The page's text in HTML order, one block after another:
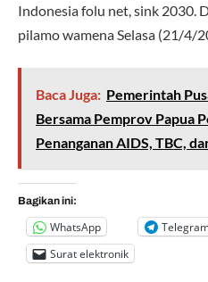
Indonesia folu net, sink 2030.
pilamo wamena Selasa (21/4/
Baca Juga: Pemerintah
Bersama Pemprov Papua
Penanganan AIDS, TBC,
Bagikan ini:
WhatsApp
Surat elektronik